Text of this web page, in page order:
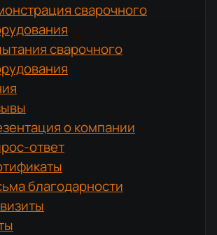
сварочного
сварочного
о компании
ответ
благодарности